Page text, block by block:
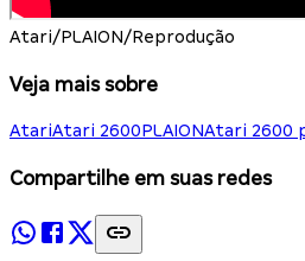
Atari/PLAION/Reprodução
Veja mais sobre
AtariAtari 2600PLAIONAtari 2600
Compartilhe em suas redes